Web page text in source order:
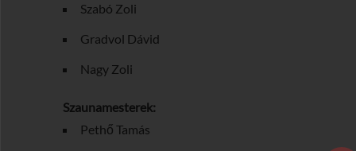
Szabó Zoli
Gradvol Dávid
Nagy Zoli
Szaunamesterek:
Pethő Tamás